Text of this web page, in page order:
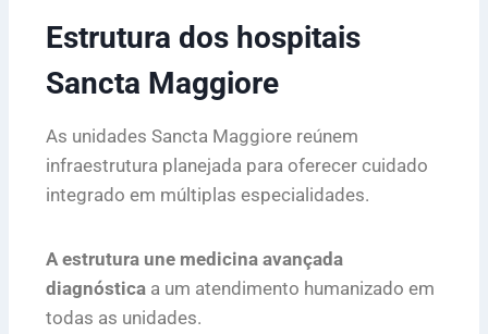
Estrutura dos hospitais
Sancta Maggiore
As unidades Sancta Maggiore reúnem
infraestrutura planejada para oferecer cuidado
integrado em múltiplas especialidades.
A estrutura une medicina avançada
diagnóstica a um atendimento humanizado em
todas as unidades.